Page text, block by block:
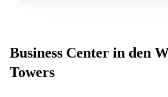
Business Center in den
Towers